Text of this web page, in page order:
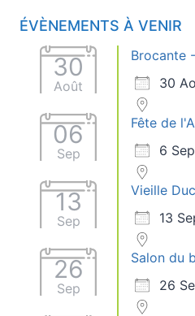
ÉVÈNEMENTS À VENIR
30
Août
Brocante
30
06
Sep
Fête de
6
13
Sep
Vieille
13
26
Sep
Salon du
26